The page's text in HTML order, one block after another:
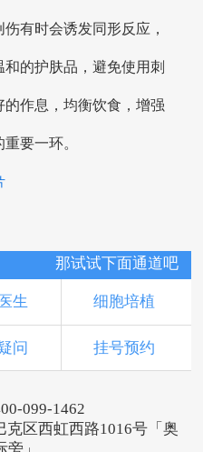
有时会诱发同形反应，
的护肤品，避免使用刺
作息，均衡饮食，增强
要一环。
那试试下面通道吧
生 细胞培植
问 挂号预约
099-1462
克区西虹西路1016号「奥